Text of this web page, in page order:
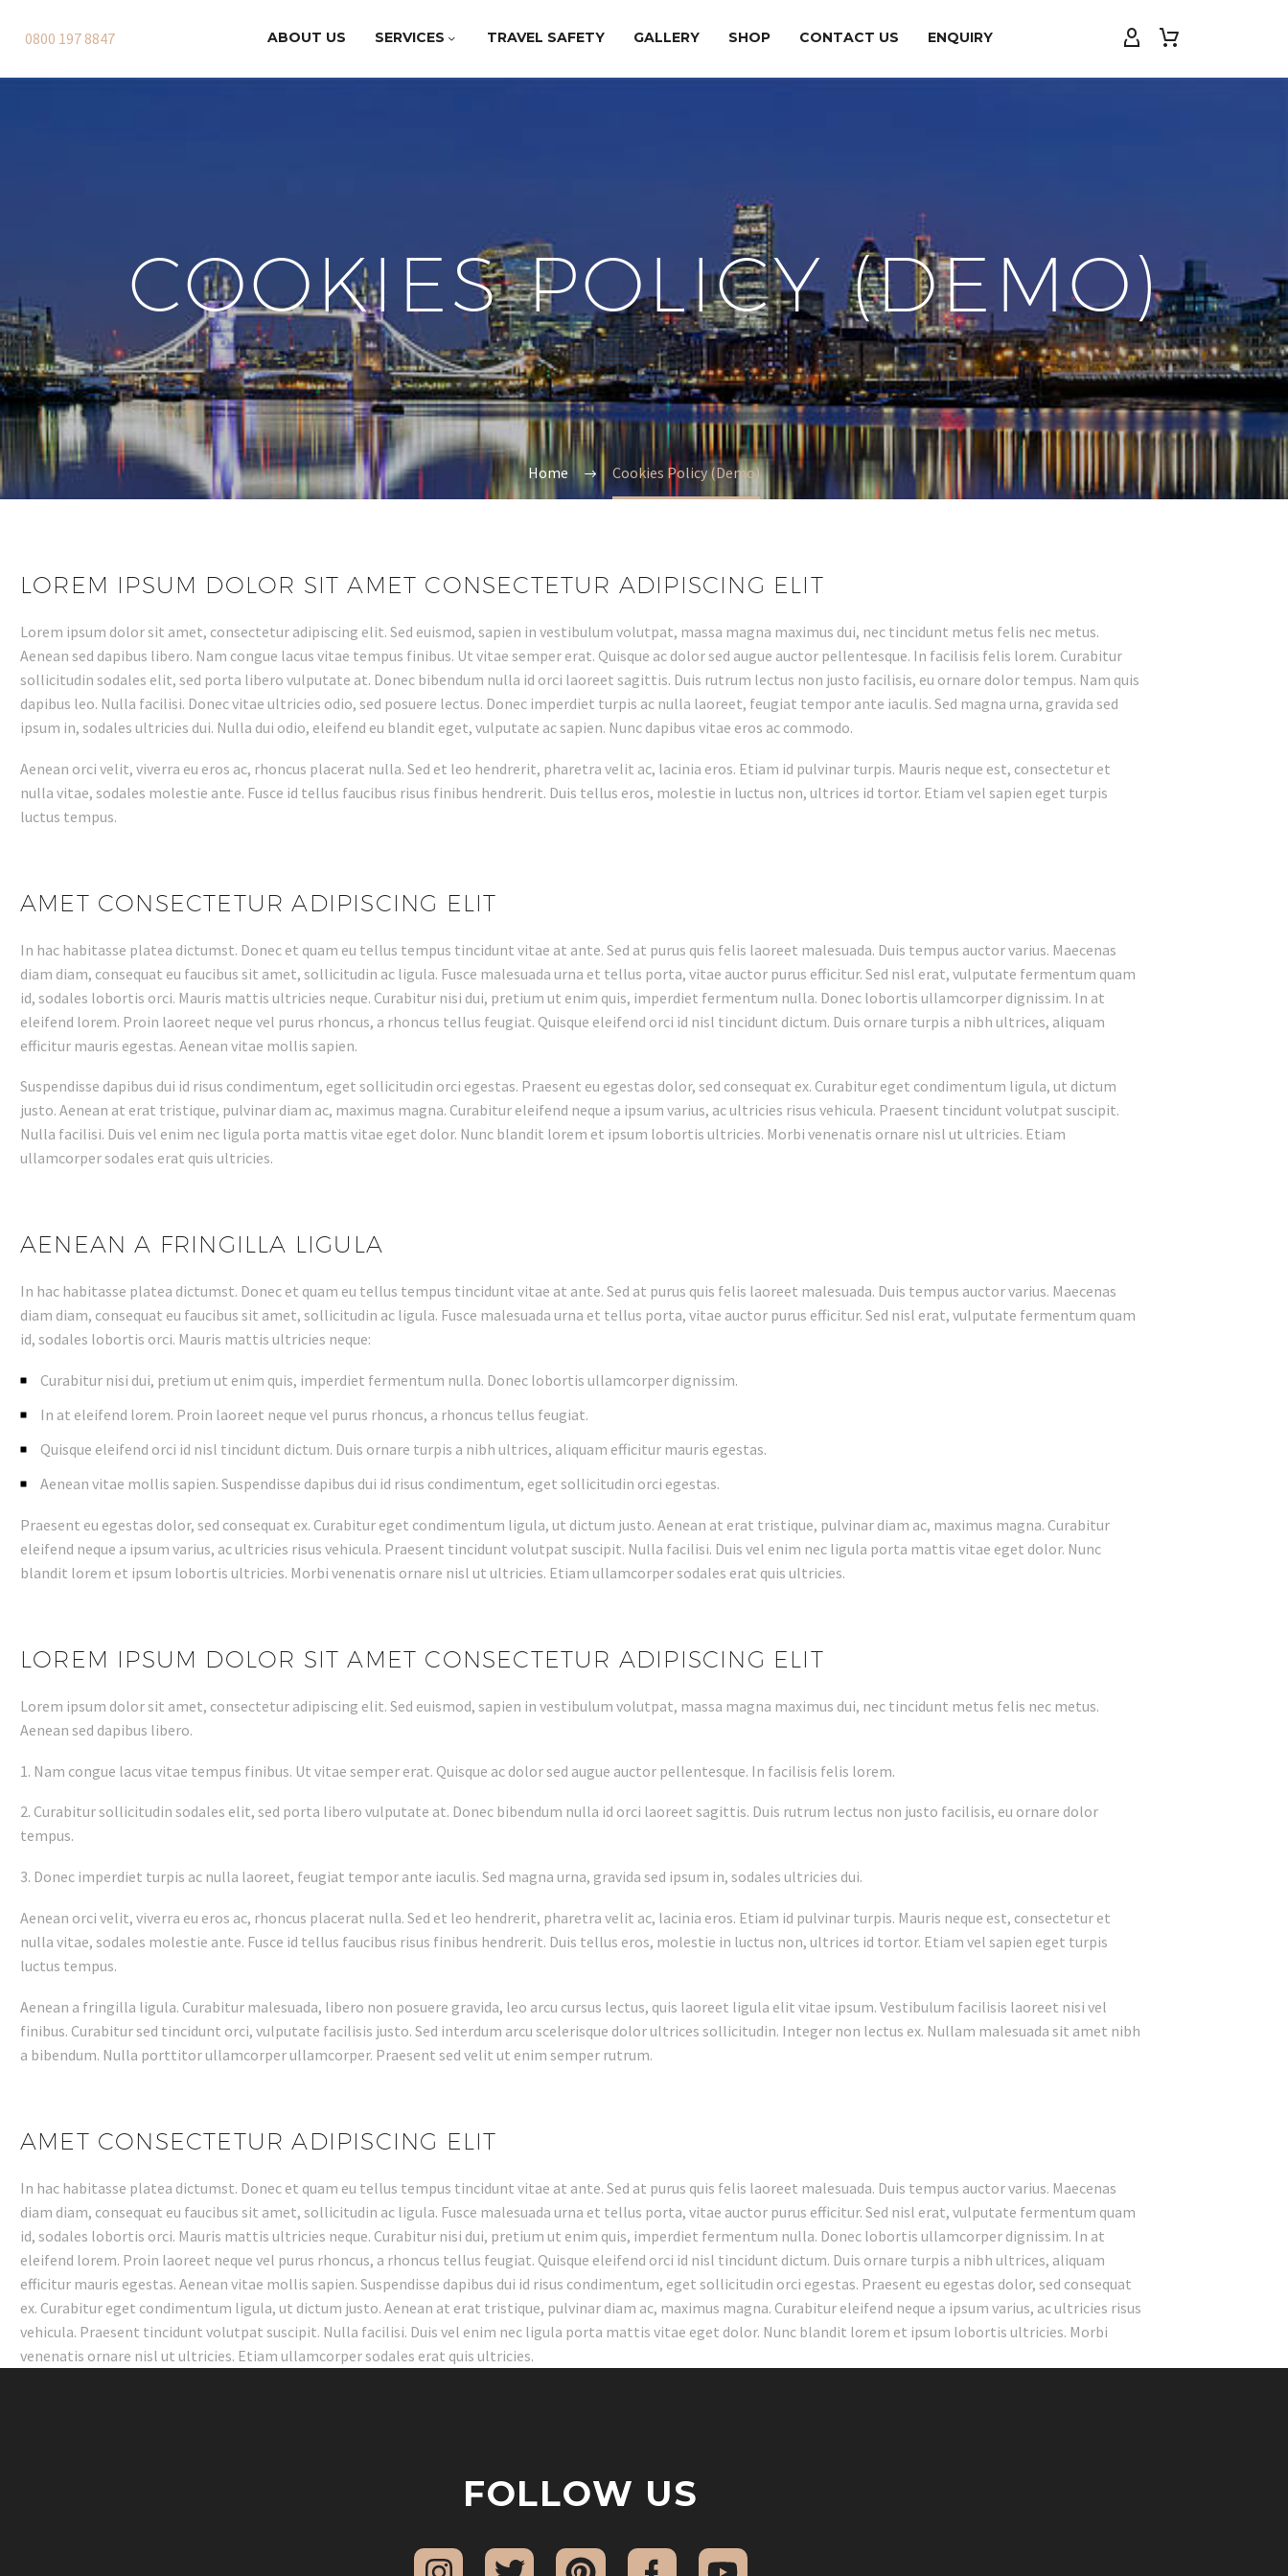
0800 197 8847 ABOUT US SERVICES TRAVEL SAFETY GALLERY SHOP CONTACT US ENQUIRY
COOKIES POLICY (DEMO)
Home Cookies Policy (Demo)
LOREM IPSUM DOLOR SIT AMET CONSECTETUR ADIPISCING ELIT
Lorem ipsum dolor sit amet, consectetur adipiscing elit. Sed euismod, sapien in vestibulum volutpat, massa magna maximus dui, nec tincidunt metus felis nec metus.
Aenean sed dapibus libero. Nam congue lacus vitae tempus finibus. Ut vitae semper erat. Quisque ac dolor sed augue auctor pellentesque. In facilisis felis lorem. Curabitur
sollicitudin sodales elit, sed porta libero vulputate at. Donec bibendum nulla id orci laoreet sagittis. Duis rutrum lectus non justo facilisis, eu ornare dolor tempus. Nam quis
dapibus leo. Nulla facilisi. Donec vitae ultricies odio, sed posuere lectus. Donec imperdiet turpis ac nulla laoreet, feugiat tempor ante iaculis. Sed magna urna, gravida sed
ipsum in, sodales ultricies dui. Nulla dui odio, eleifend eu blandit eget, vulputate ac sapien. Nunc dapibus vitae eros ac commodo.
Aenean orci velit, viverra eu eros ac, rhoncus placerat nulla. Sed et leo hendrerit, pharetra velit ac, lacinia eros. Etiam id pulvinar turpis. Mauris neque est, consectetur et
nulla vitae, sodales molestie ante. Fusce id tellus faucibus risus finibus hendrerit. Duis tellus eros, molestie in luctus non, ultrices id tortor. Etiam vel sapien eget turpis
luctus tempus.
AMET CONSECTETUR ADIPISCING ELIT
In hac habitasse platea dictumst. Donec et quam eu tellus tempus tincidunt vitae at ante. Sed at purus quis felis laoreet malesuada. Duis tempus auctor varius. Maecenas
diam diam, consequat eu faucibus sit amet, sollicitudin ac ligula. Fusce malesuada urna et tellus porta, vitae auctor purus efficitur. Sed nisl erat, vulputate fermentum quam
id, sodales lobortis orci. Mauris mattis ultricies neque. Curabitur nisi dui, pretium ut enim quis, imperdiet fermentum nulla. Donec lobortis ullamcorper dignissim. In at
eleifend lorem. Proin laoreet neque vel purus rhoncus, a rhoncus tellus feugiat. Quisque eleifend orci id nisl tincidunt dictum. Duis ornare turpis a nibh ultrices, aliquam
efficitur mauris egestas. Aenean vitae mollis sapien.
Suspendisse dapibus dui id risus condimentum, eget sollicitudin orci egestas. Praesent eu egestas dolor, sed consequat ex. Curabitur eget condimentum ligula, ut dictum
justo. Aenean at erat tristique, pulvinar diam ac, maximus magna. Curabitur eleifend neque a ipsum varius, ac ultricies risus vehicula. Praesent tincidunt volutpat suscipit.
Nulla facilisi. Duis vel enim nec ligula porta mattis vitae eget dolor. Nunc blandit lorem et ipsum lobortis ultricies. Morbi venenatis ornare nisl ut ultricies. Etiam
ullamcorper sodales erat quis ultricies.
AENEAN A FRINGILLA LIGULA
In hac habitasse platea dictumst. Donec et quam eu tellus tempus tincidunt vitae at ante. Sed at purus quis felis laoreet malesuada. Duis tempus auctor varius. Maecenas
diam diam, consequat eu faucibus sit amet, sollicitudin ac ligula. Fusce malesuada urna et tellus porta, vitae auctor purus efficitur. Sed nisl erat, vulputate fermentum quam
id, sodales lobortis orci. Mauris mattis ultricies neque:
Curabitur nisi dui, pretium ut enim quis, imperdiet fermentum nulla. Donec lobortis ullamcorper dignissim.
In at eleifend lorem. Proin laoreet neque vel purus rhoncus, a rhoncus tellus feugiat.
Quisque eleifend orci id nisl tincidunt dictum. Duis ornare turpis a nibh ultrices, aliquam efficitur mauris egestas.
Aenean vitae mollis sapien. Suspendisse dapibus dui id risus condimentum, eget sollicitudin orci egestas.
Praesent eu egestas dolor, sed consequat ex. Curabitur eget condimentum ligula, ut dictum justo. Aenean at erat tristique, pulvinar diam ac, maximus magna. Curabitur
eleifend neque a ipsum varius, ac ultricies risus vehicula. Praesent tincidunt volutpat suscipit. Nulla facilisi. Duis vel enim nec ligula porta mattis vitae eget dolor. Nunc
blandit lorem et ipsum lobortis ultricies. Morbi venenatis ornare nisl ut ultricies. Etiam ullamcorper sodales erat quis ultricies.
LOREM IPSUM DOLOR SIT AMET CONSECTETUR ADIPISCING ELIT
Lorem ipsum dolor sit amet, consectetur adipiscing elit. Sed euismod, sapien in vestibulum volutpat, massa magna maximus dui, nec tincidunt metus felis nec metus.
Aenean sed dapibus libero.
1. Nam congue lacus vitae tempus finibus. Ut vitae semper erat. Quisque ac dolor sed augue auctor pellentesque. In facilisis felis lorem.
2. Curabitur sollicitudin sodales elit, sed porta libero vulputate at. Donec bibendum nulla id orci laoreet sagittis. Duis rutrum lectus non justo facilisis, eu ornare dolor
tempus.
3. Donec imperdiet turpis ac nulla laoreet, feugiat tempor ante iaculis. Sed magna urna, gravida sed ipsum in, sodales ultricies dui.
Aenean orci velit, viverra eu eros ac, rhoncus placerat nulla. Sed et leo hendrerit, pharetra velit ac, lacinia eros. Etiam id pulvinar turpis. Mauris neque est, consectetur et
nulla vitae, sodales molestie ante. Fusce id tellus faucibus risus finibus hendrerit. Duis tellus eros, molestie in luctus non, ultrices id tortor. Etiam vel sapien eget turpis
luctus tempus.
Aenean a fringilla ligula. Curabitur malesuada, libero non posuere gravida, leo arcu cursus lectus, quis laoreet ligula elit vitae ipsum. Vestibulum facilisis laoreet nisi vel
finibus. Curabitur sed tincidunt orci, vulputate facilisis justo. Sed interdum arcu scelerisque dolor ultrices sollicitudin. Integer non lectus ex. Nullam malesuada sit amet nibh
a bibendum. Nulla porttitor ullamcorper ullamcorper. Praesent sed velit ut enim semper rutrum.
AMET CONSECTETUR ADIPISCING ELIT
In hac habitasse platea dictumst. Donec et quam eu tellus tempus tincidunt vitae at ante. Sed at purus quis felis laoreet malesuada. Duis tempus auctor varius. Maecenas
diam diam, consequat eu faucibus sit amet, sollicitudin ac ligula. Fusce malesuada urna et tellus porta, vitae auctor purus efficitur. Sed nisl erat, vulputate fermentum quam
id, sodales lobortis orci. Mauris mattis ultricies neque. Curabitur nisi dui, pretium ut enim quis, imperdiet fermentum nulla. Donec lobortis ullamcorper dignissim. In at
eleifend lorem. Proin laoreet neque vel purus rhoncus, a rhoncus tellus feugiat. Quisque eleifend orci id nisl tincidunt dictum. Duis ornare turpis a nibh ultrices, aliquam
efficitur mauris egestas. Aenean vitae mollis sapien. Suspendisse dapibus dui id risus condimentum, eget sollicitudin orci egestas. Praesent eu egestas dolor, sed consequat
ex. Curabitur eget condimentum ligula, ut dictum justo. Aenean at erat tristique, pulvinar diam ac, maximus magna. Curabitur eleifend neque a ipsum varius, ac ultricies risus
vehicula. Praesent tincidunt volutpat suscipit. Nulla facilisi. Duis vel enim nec ligula porta mattis vitae eget dolor. Nunc blandit lorem et ipsum lobortis ultricies. Morbi
venenatis ornare nisl ut ultricies. Etiam ullamcorper sodales erat quis ultricies.
FOLLOW US